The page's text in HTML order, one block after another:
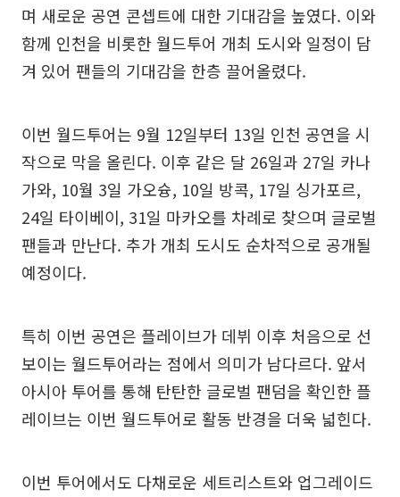
며 새로운 공연 콘셉트에 대한 기대감을 높였다. 이와
함께 인천을 비롯한 월드투어 개최 도시와 일정이 담
겨 있어 팬들의 기대감을 한층 끌어올렸다.
이번 월드투어는 9월 12일부터 13일 인천 공연을 시
작으로 막을 올린다. 이후 같은 달 26일과 27일 카나
가와, 10월 3일 가오슝, 10일 방콕, 17일 싱가포르,
24일 타이베이, 31일 마카오를 차례로 찾으며 글로벌
팬들과 만난다. 추가 개최 도시도 순차적으로 공개될
예정이다.
특히 이번 공연은 플레이브가 데뷔 이후 처음으로 선
보이는 월드투어라는 점에서 의미가 남다르다. 앞서
아시아 투어를 통해 탄탄한 글로벌 팬덤을 확인한 플
레이브는 이번 월드투어로 활동 반경을 더욱 넓힌다.
이번 투어에서도 다채로운 세트리스트와 업그레이드